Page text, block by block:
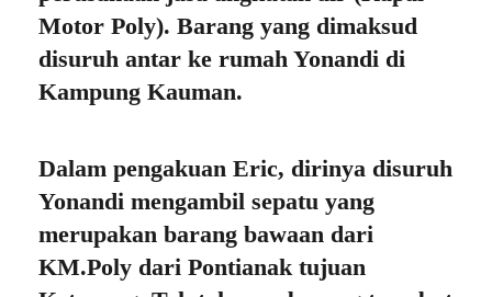
Motor Poly). Barang yang dimaksud
disuruh antar ke rumah Yonandi di
Kampung Kauman.
Dalam pengakuan Eric, dirinya disuruh
Yonandi mengambil sepatu yang
merupakan barang bawaan dari
KM.Poly dari Pontianak tujuan